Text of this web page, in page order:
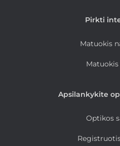
Pirkti
Matuokis
Matuokis
Apsilankykite
Optikos